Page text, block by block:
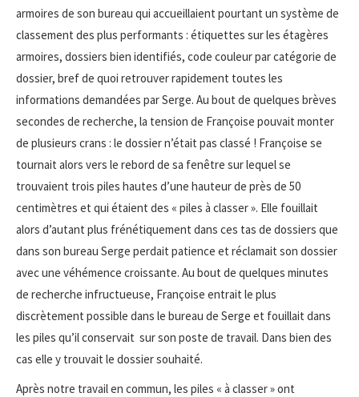
armoires de son bureau qui accueillaient pourtant un système de
classement des plus performants : étiquettes sur les étagères
armoires, dossiers bien identifiés, code couleur par catégorie de
dossier, bref de quoi retrouver rapidement toutes les
informations demandées par Serge. Au bout de quelques brèves
secondes de recherche, la tension de Françoise pouvait monter
de plusieurs crans : le dossier n’était pas classé ! Françoise se
tournait alors vers le rebord de sa fenêtre sur lequel se
trouvaient trois piles hautes d’une hauteur de près de 50
centimètres et qui étaient des « piles à classer ». Elle fouillait
alors d’autant plus frénétiquement dans ces tas de dossiers que
dans son bureau Serge perdait patience et réclamait son dossier
avec une véhémence croissante. Au bout de quelques minutes
de recherche infructueuse, Françoise entrait le plus
discrètement possible dans le bureau de Serge et fouillait dans
les piles qu’il conservait sur son poste de travail. Dans bien des
cas elle y trouvait le dossier souhaité.
Après notre travail en commun, les piles « à classer » ont